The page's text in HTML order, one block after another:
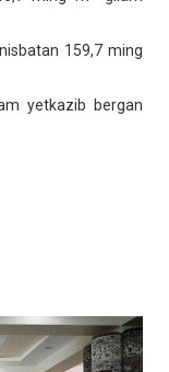
159,7 ming
yetkazib bergan